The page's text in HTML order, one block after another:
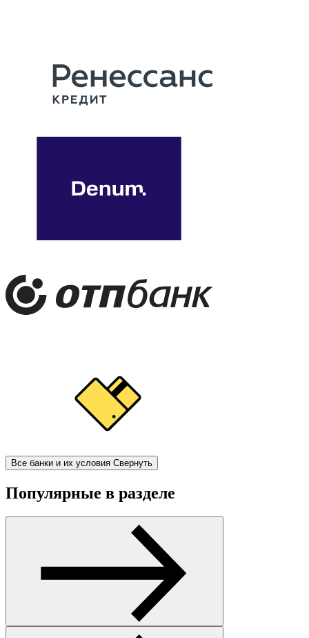
Все банки и их условия Свернуть
Популярные в разделе